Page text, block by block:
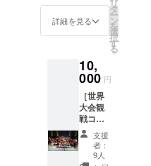
ジナル
チーム
ステッ
カー ・
マレー
シアオ
リジナ
ルTシャ
ツ ・
HADO
公式リ
ストバ
ンド
詳細を見る
リ
タ
ー
ン
を
選
択
す
る
10,
000 円
［世界
大会観
戦コー
ス］ ・
感謝の
気持ち
支援
者：
9人